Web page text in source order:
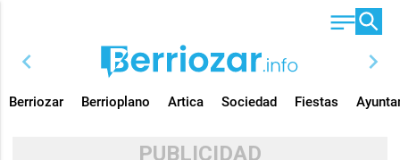
chevron_left chevron_right
Berriozar Berrioplano Artica Sociedad Fiestas
PUBLICIDAD